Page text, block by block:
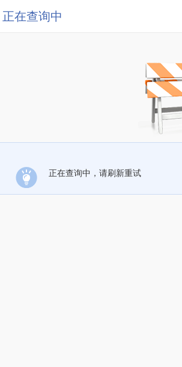
正在查询中
正在查询中，请刷新重试